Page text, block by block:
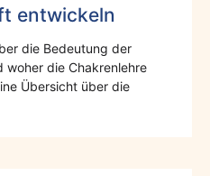
entwickeln
die Bedeutung der
woher die Chakrenlehre
Übersicht über die